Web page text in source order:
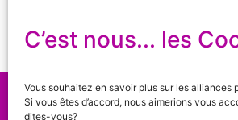
C’est nous... les
Vous souhaitez en savoir plus sur les alliances
Si vous êtes d’accord, nous aimerions vous
dites-vous?
© 2023 Idealove+ Rue
Conditions générales de